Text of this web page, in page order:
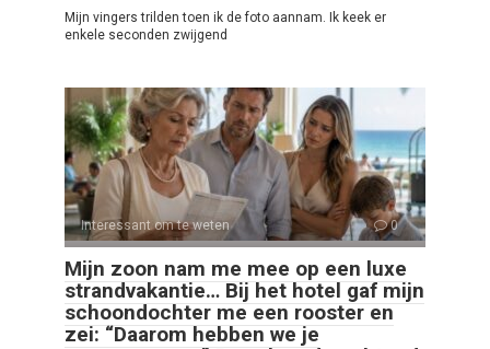
Mijn vingers trilden toen ik de foto aannam. Ik keek er
enkele seconden zwijgend
Interessant om te weten 0
Mijn zoon nam me mee op een luxe
strandvakantie… Bij het hotel gaf mijn
schoondochter me een rooster en
zei: “Daarom hebben we je